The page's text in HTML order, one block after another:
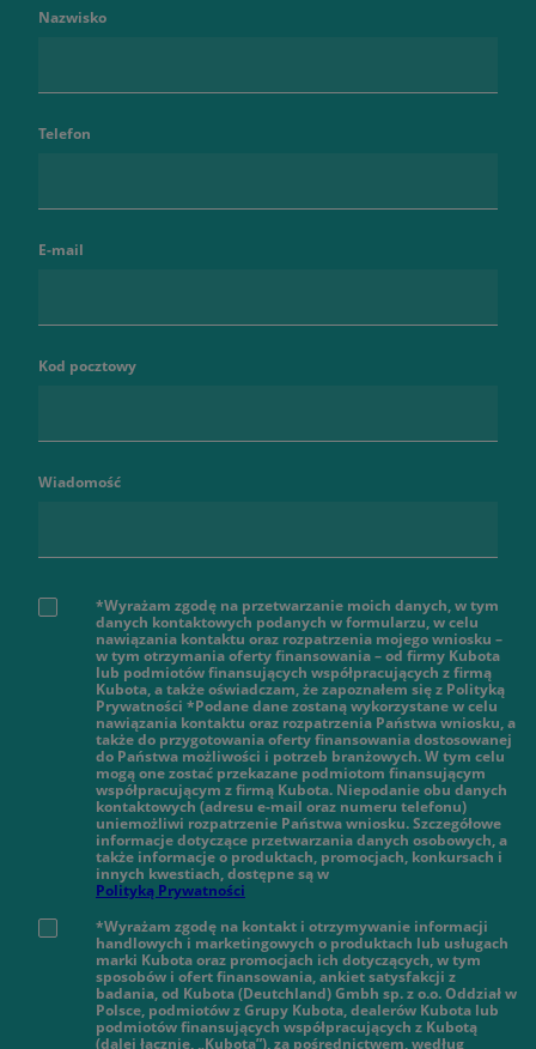
Nazwisko
Telefon
E-mail
Kod pocztowy
Wiadomość
*Wyrażam zgodę na przetwarzanie moich danych, w tym
danych kontaktowych podanych w formularzu, w celu
nawiązania kontaktu oraz rozpatrzenia mojego wniosku –
w tym otrzymania oferty finansowania – od firmy Kubota
lub podmiotów finansujących współpracujących z firmą
Kubota, a także oświadczam, że zapoznałem się z Polityką
Prywatności *Podane dane zostaną wykorzystane w celu
nawiązania kontaktu oraz rozpatrzenia Państwa wniosku, a
także do przygotowania oferty finansowania dostosowanej
do Państwa możliwości i potrzeb branżowych. W tym celu
mogą one zostać przekazane podmiotom finansującym
współpracującym z firmą Kubota. Niepodanie obu danych
kontaktowych (adresu e-mail oraz numeru telefonu)
uniemożliwi rozpatrzenie Państwa wniosku. Szczegółowe
informacje dotyczące przetwarzania danych osobowych, a
także informacje o produktach, promocjach, konkursach i
innych kwestiach, dostępne są w
Polityką Prywatności
*Wyrażam zgodę na kontakt i otrzymywanie informacji
handlowych i marketingowych o produktach lub usługach
marki Kubota oraz promocjach ich dotyczących, w tym
sposobów i ofert finansowania, ankiet satysfakcji z
badania, od Kubota (Deutchland) Gmbh sp. z o.o. Oddział w
Polsce, podmiotów z Grupy Kubota, dealerów Kubota lub
podmiotów finansujących współpracujących z Kubotą
(dalej łącznie, „Kubota”), za pośrednictwem, według